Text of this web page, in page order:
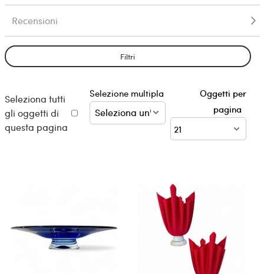
Recensioni
Filtri
Seleziona tutti
gli oggetti di
questa pagina
Selezione multipla
Oggetti per
pagina